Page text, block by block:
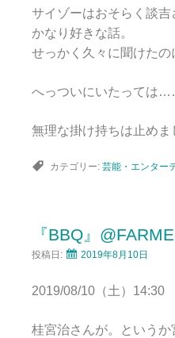
サイゾーはおそらく談吉
かなり好きな話。
せっかく久々に聞けたの
へっついにいたっては
無理な掛け持ちは止めま
カテゴリー: 芸能・エンター
『BBQ』
投稿日: 2019年8月10日
2019/08/10（土）14:30
桂宮治さんが。という